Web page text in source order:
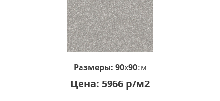
Размеры: 90x90см
Цена: 5966 р/м2